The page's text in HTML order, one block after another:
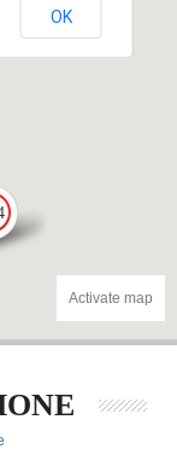
Activate map
OK